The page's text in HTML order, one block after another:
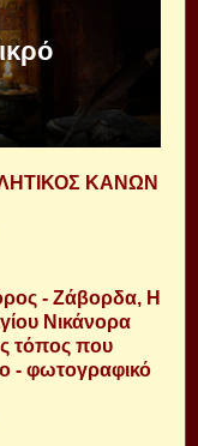
ΚΑΝΩΝ
- Ζάβορδα, Η
Νικάνορα
τόπος που
- φωτογραφικό